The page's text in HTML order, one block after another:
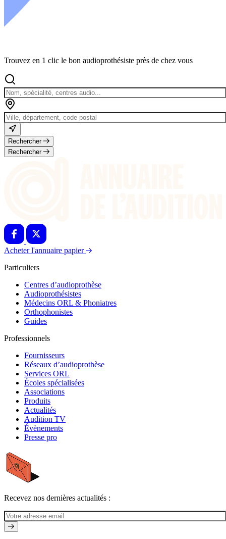
Trouvez en 1 clic le bon audioprothésiste près de chez vous
Rechercher
Rechercher
Acheter l'annuaire papier
Particuliers
Centres d’audioprothèse
Audioprothésistes
Médecins ORL & Phoniatres
Orthophonistes
Guides
Professionnels
Fournisseurs
Réseaux d’audioprothèse
Services ORL
Écoles spécialisées
Associations
Produits
Actualités
Audition TV
Évènements
Presse pro
Recevez nos dernières actualités :